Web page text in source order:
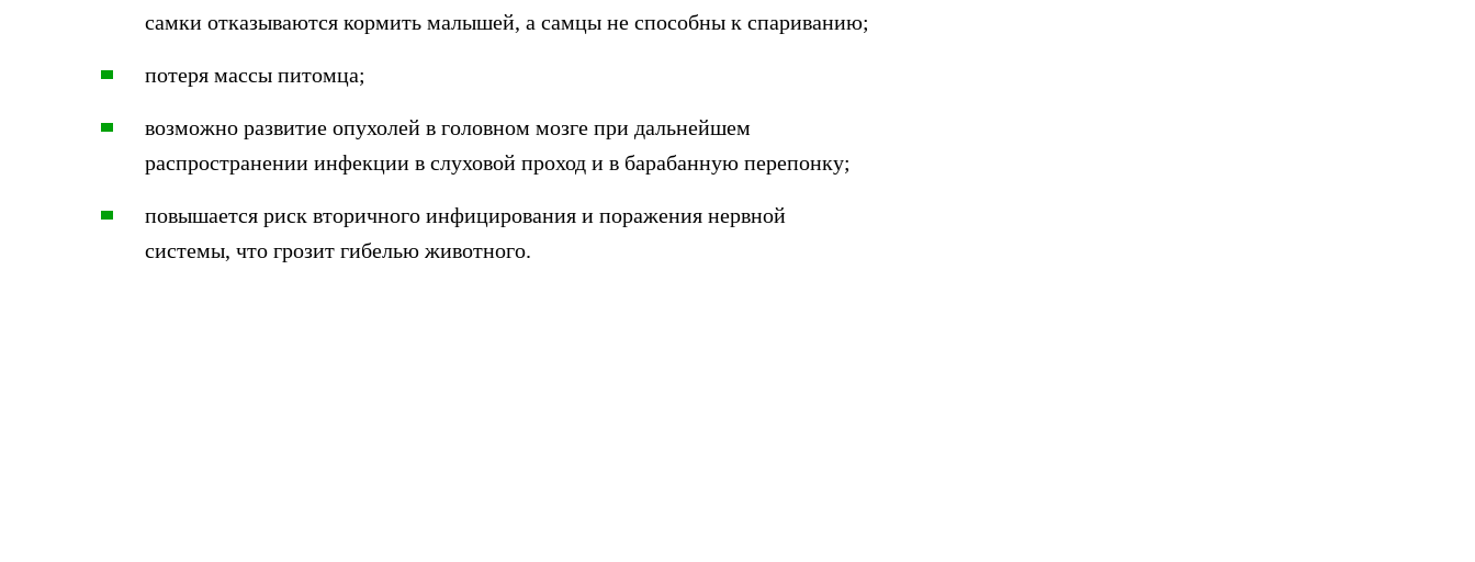
самки отказываются кормить малышей, а самцы не способны к спариванию;
потеря массы питомца;
возможно развитие опухолей в головном мозге при дальнейшем
распространении инфекции в слуховой проход и в барабанную перепонку;
повышается риск вторичного инфицирования и поражения нервной
системы, что грозит гибелью животного.